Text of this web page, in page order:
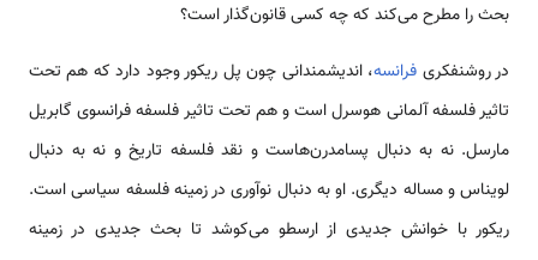
بحث را مطرح می‌کند که چه کسی قانون‌گذار است؟
در روشنفکری فرانسه، اندیشمندانی چون پل ریکور وجود دارد که هم تحت
تاثیر فلسفه‌ آلمانی هوسرل است و هم تحت تاثیر فلسفه‌ فرانسوی گابریل
مارسل. نه به دنبال پسامدرن‌هاست و نقد فلسفه‌ تاریخ و نه به دنبال
لویناس و مساله‌ دیگری. او به دنبال نوآوری در زمینه‌ فلسفه‌ سیاسی است.
ریکور با خوانش جدیدی از ارسطو می‌کوشد تا بحث جدیدی در زمینه‌